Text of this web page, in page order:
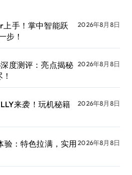
上手！掌中智能跃
步！
2026年8月8日
度测评：亮点揭秘 2026年8月8日
来袭！玩机秘籍
2026年8月8日
验：特色拉满，实用2026年8月8日